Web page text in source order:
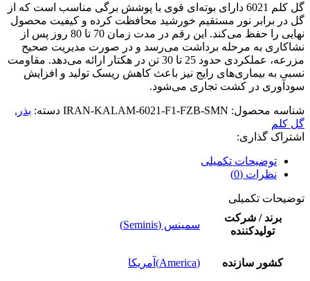
گل کلم 6021 دارای بوته‌ای قوی با پوشش برگی مناسب است که از
گل در برابر نور مستقیم خورشید محافظت کرده و کیفیت محصول
نهایی را حفظ می‌کند. این رقم در مدت زمان 70 تا 80 روز پس از
نشاکاری به مرحله برداشت می‌رسد و در صورت مدیریت صحیح
مزرعه، عملکردی حدود 25 تا 30 تن در هکتار ارائه می‌دهد. مقاومت
نسبی به بیماری‌های رایج نیز باعث کاهش ریسک تولید و افزایش
سودآوری در کشت تجاری می‌شود.
شناسه محصول: IRAN-KALAM-6021-F1-FZB-SMN دسته: بذر ,
گل کلم
اشتراک گذاری:
توضیحات تکمیلی
نظرات (0)
توضیحات تکمیلی
برند / شرکت
تولیدکننده
سمینس (Seminis)
کشور سازنده (America)آمریکا